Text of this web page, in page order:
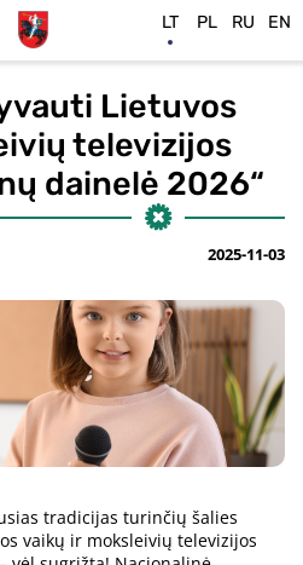
Lietuvos
televizijos
dainelė 2026“
2025-11-03
tradicijas turinčių šalies
vaikų ir moksleivių televizijos
LT PL RU EN